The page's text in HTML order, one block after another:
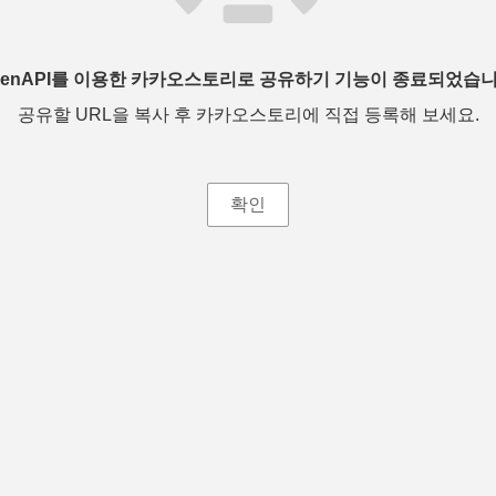
를 이용한 카카오스토리로 공유하기 기능이 종료되었습
공유할 URL을 복사 후 카카오스토리에 직접 등록해 보세요.
확인